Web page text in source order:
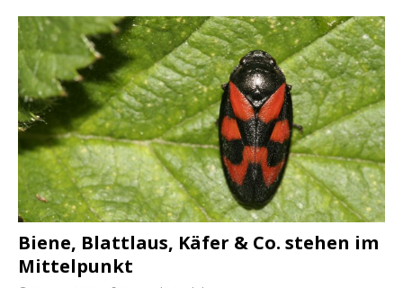
Biene, Blattlaus, Käfer & Co. stehen im
Mittelpunkt